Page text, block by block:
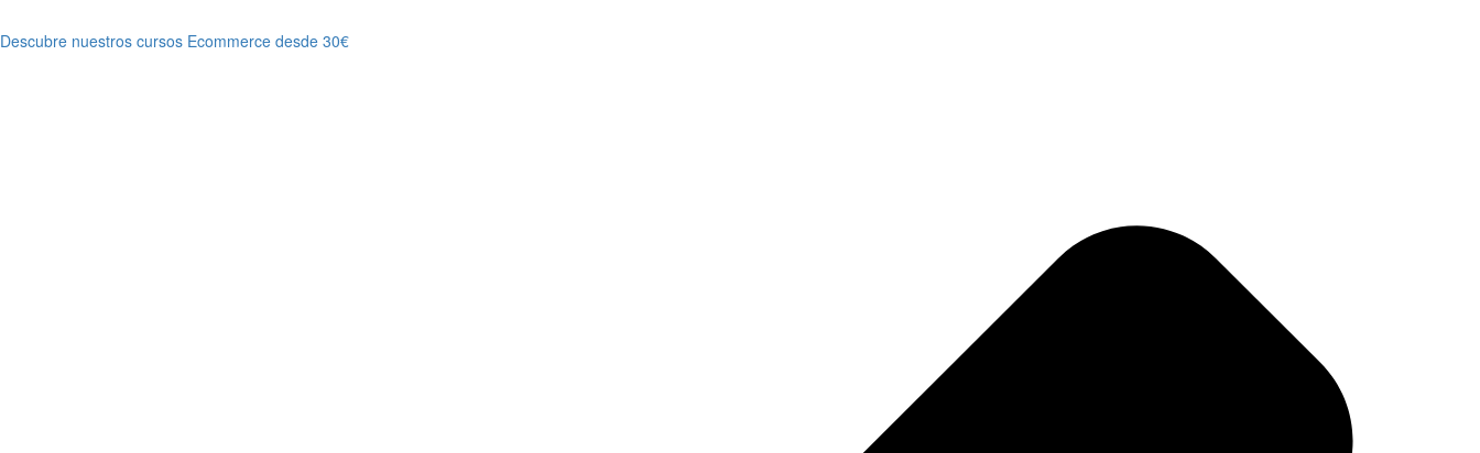
Descubre nuestros cursos Ecommerce desde 30€